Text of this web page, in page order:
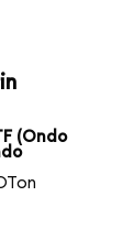
(Ondo